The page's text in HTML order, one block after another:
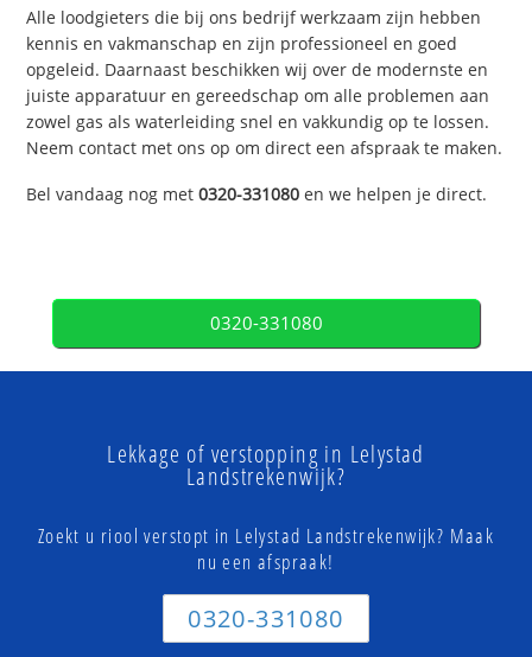
Alle loodgieters die bij ons bedrijf werkzaam zijn hebben
kennis en vakmanschap en zijn professioneel en goed
opgeleid. Daarnaast beschikken wij over de modernste en
juiste apparatuur en gereedschap om alle problemen aan
zowel gas als waterleiding snel en vakkundig op te lossen.
Neem contact met ons op om direct een afspraak te maken.
Bel vandaag nog met0320-331080 en we helpen je direct.
0320-331080
Lekkage of verstopping in Lelystad
Landstrekenwijk?
Zoekt u riool verstopt in Lelystad Landstrekenwijk? Maak
nu een afspraak!
0320-331080